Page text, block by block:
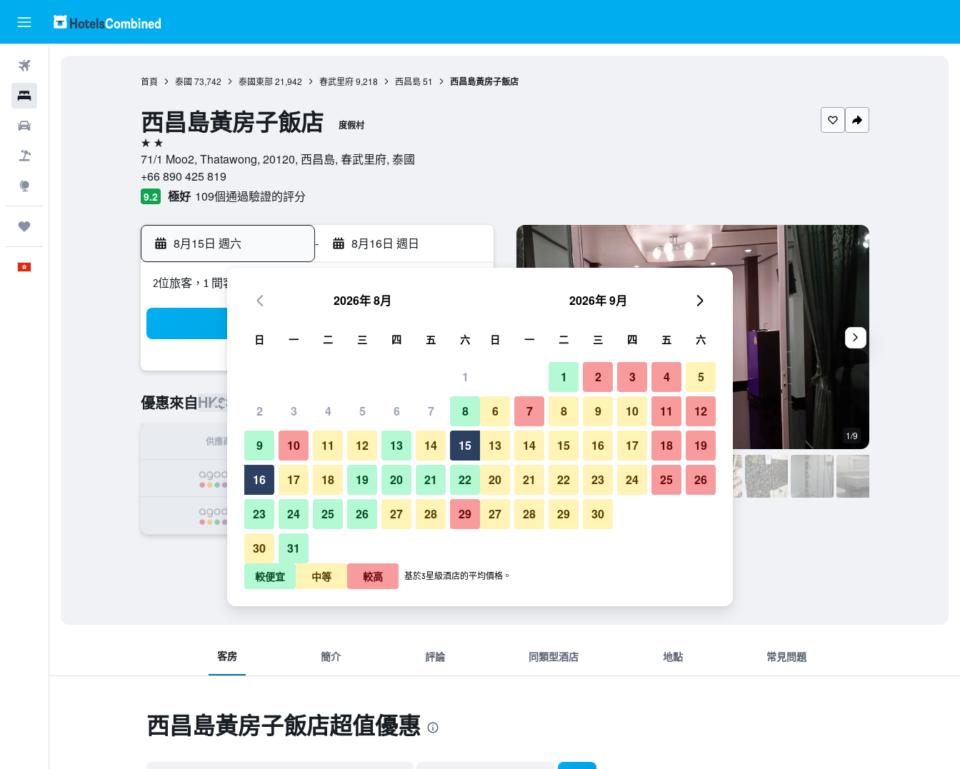
首頁 泰國 73,742 泰國東部 21,942 春武里府 9,218 西昌島 51 西昌島黃房子飯店
西昌島黃房子飯店 度假村
2星級
71/1 Moo2, Thatawong, 20120, 西昌島, 春武里府, 泰國
+66 890 425 819
9.2 極好 109個通過驗證的評分
8月15日 週六 - 8月16日 週日
2位旅客，1 間客房
優惠來自HK$375
供應商 每晚總額
HK$375 查看優惠
HK$421 查看優惠
其他 1/9
西昌島黃房子飯店的照片
客房 簡介 評論 同類型酒店 地點 常見問題
西昌島黃房子飯店超值優惠
2026年 8月
日 一 二 三 四 五 六
1
2 3 4 5 6 7 8
9 10 11 12 13 14 15
16 17 18 19 20 21 22
23 24 25 26 27 28 29
30 31
2026年 9月
日 一 二 三 四 五 六
1 2 3 4 5
6 7 8 9 10 11 12
13 14 15 16 17 18 19
20 21 22 23 24 25 26
27 28 29 30
較便宜 中等 較高 基於3星級酒店的平均價格。